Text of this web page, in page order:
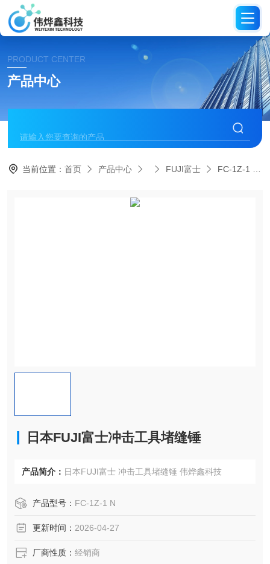
PRODUCT CENTER
产品中心
当前位置：首页 产品中心 FUJI富士 FC-1Z-1 N日本FUJI富士冲击工具堵缝锤
日本FUJI富士冲击工具堵缝锤
产品简介： 日本FUJI富士 冲击工具堵缝锤 伟烨鑫科技
产品型号： FC-1Z-1 N
更新时间： 2026-04-27
厂商性质： 经销商